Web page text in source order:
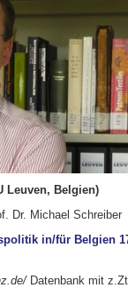
Leuven, Belgien)
Dr. Michael Schreiber
in/für Belgien
Datenbank mit